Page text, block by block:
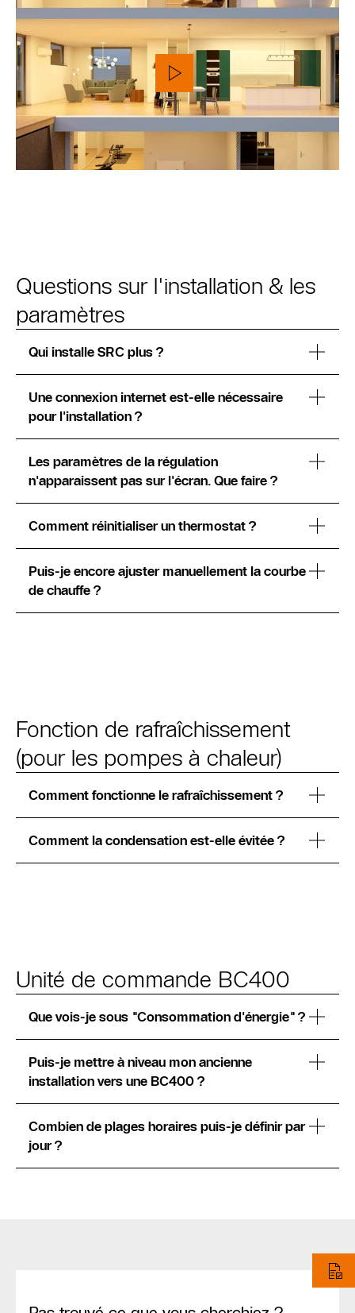
Questions sur l'installation & les
paramètres
Qui installe SRC plus ?
Une connexion internet est-elle nécessaire
pour l'installation ?
Les paramètres de la régulation
n'apparaissent pas sur l'écran. Que faire ?
Comment réinitialiser un thermostat ?
Puis-je encore ajuster manuellement la courbe
de chauffe ?
Fonction de rafraîchissement
(pour les pompes à chaleur)
Comment fonctionne le rafraîchissement ?
Comment la condensation est-elle évitée ?
Unité de commande BC400
Que vois-je sous "Consommation d'énergie" ?
Puis-je mettre à niveau mon ancienne
installation vers une BC400 ?
Combien de plages horaires puis-je définir par
jour ?